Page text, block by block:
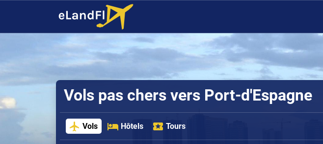
Vols pas chers vers Port-d'Espagne
Vols Hôtels Tours